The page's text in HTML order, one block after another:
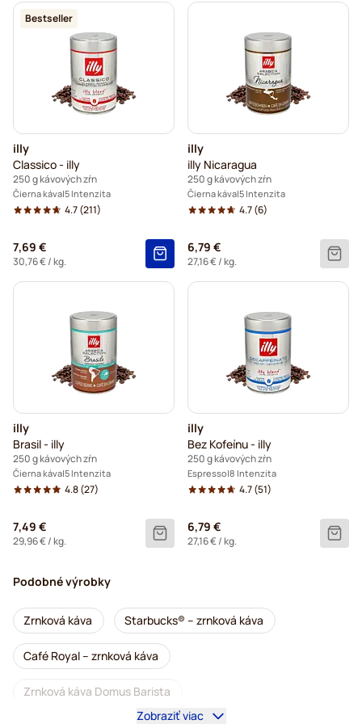
Bestseller
illy
Classico - illy
250 g kávových zŕn
Čierna káva 5 Intenzita
4.7(211)
7,69 €
30,76 €/ kg.
illy
illy Nicaragua
250 g kávových zŕn
Čierna káva 5 Intenzita
4.7(6)
6,79 €
27,16 €/ kg.
illy
Brasil - illy
250 g kávových zŕn
Čierna káva 5 Intenzita
4.8(27)
7,49 €
29,96 €/ kg.
illy
Bez Kofeínu - illy
250 g kávových zŕn
Espresso 8 Intenzita
4.7(51)
6,79 €
27,16 €/ kg.
Podobné výrobky
Zrnková káva Starbucks® – zrnková káva
Café Royal – zrnková káva
Zrnková káva Domus Barista
Zobraziť viac